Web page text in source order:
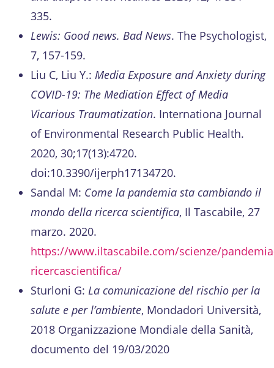
335.
Lewis: Good news. Bad News. The Psychologist,
7, 157-159.
Liu C, Liu Y.: Media Exposure and Anxiety during
COVID-19: The Mediation Effect of Media
Vicarious Traumatization. Internationa Journal
of Environmental Research Public Health.
2020, 30;17(13):4720.
doi:10.3390/ijerph17134720.
Sandal M: Come la pandemia sta cambiando il
mondo della ricerca scientifica, Il Tascabile, 27
marzo. 2020.
https://www.iltascabile.com/scienze/
ricercascientifica/
Sturloni G: La comunicazione del rischio per la
salute e per l’ambiente, Mondadori Università,
2018 Organizzazione Mondiale della Sanità,
documento del 19/03/2020